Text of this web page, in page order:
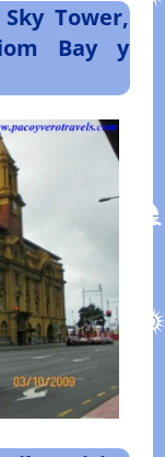
Tower,
Bay y